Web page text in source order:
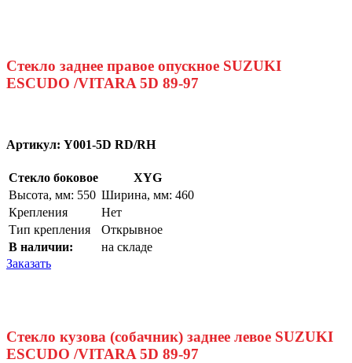
Стекло заднее правое опускное SUZUKI
ESCUDO /VITARA 5D 89-97
Артикул: Y001-5D RD/RH
Стекло боковое
XYG
Высота, мм: 550 Ширина, мм: 460
Крепления
Нет
Тип крепления
Открывное
В наличии:
на складе
Заказать
Стекло кузова (собачник) заднее левое SUZUKI
ESCUDO /VITARA 5D 89-97